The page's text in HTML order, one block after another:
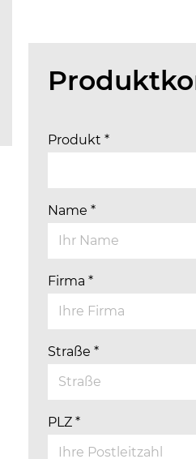
Produkt *
Name *
Firma *
Straße *
PLZ*